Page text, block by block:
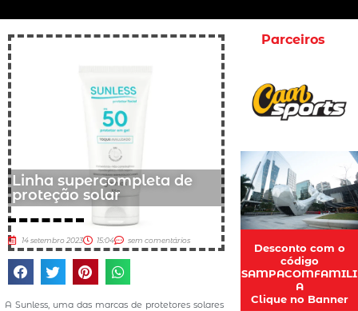
Linha supercompleta de
proteção solar
14 setembro 2023 15:04 sem comentários
A Sunless, uma das marcas de protetores solares
Parceiros
Desconto com o
código
SAMPACOMFAMILI
A
Clique no Banner